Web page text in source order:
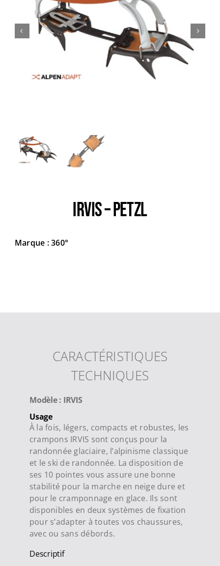
Trail
Escalade / Alpinisme
IRVIS – PETZL
Marque : 360°
CARACTÉRISTIQUES
TECHNIQUES
Modèle : IRVIS
Usage
À la fois, légers, compacts et robustes, les
crampons IRVIS sont conçus pour la
randonnée glaciaire, l’alpinisme classique
et le ski de randonnée. La disposition de
ses 10 pointes vous assure une bonne
stabilité pour la marche en neige dure et
pour le cramponnage en glace. Ils sont
disponibles en deux systèmes de fixation
pour s’adapter à toutes vos chaussures,
avec ou sans débords.
Descriptif